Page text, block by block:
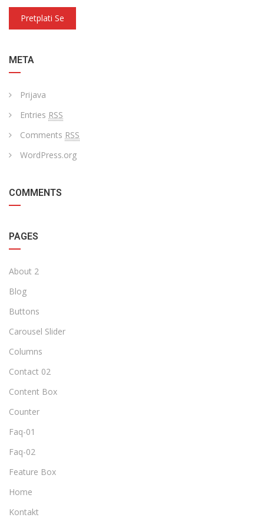
Pretplati Se
META
Prijava
Entries RSS
Comments RSS
WordPress.org
COMMENTS
PAGES
About 2
Blog
Buttons
Carousel Slider
Columns
Contact 02
Content Box
Counter
Faq-01
Faq-02
Feature Box
Home
Kontakt